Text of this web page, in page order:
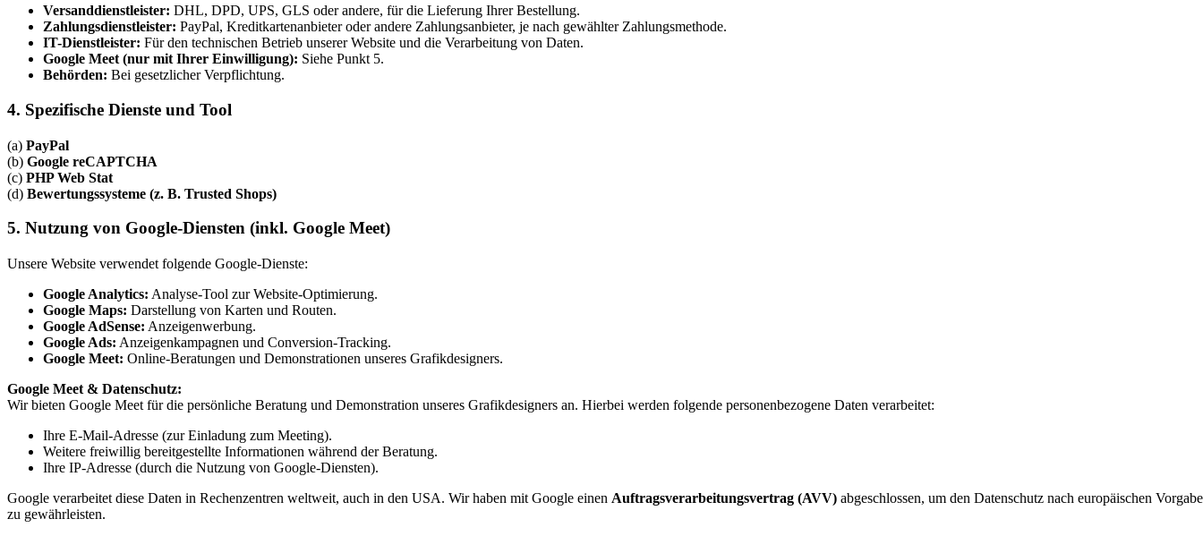
Versanddienstleister: DHL, DPD, UPS, GLS oder andere, für die Lieferung Ihrer Bestellung.
Zahlungsdienstleister: PayPal, Kreditkartenanbieter oder andere Zahlungsanbieter, je nach gewählter Zahlungsmethode.
IT-Dienstleister: Für den technischen Betrieb unserer Website und die Verarbeitung von Daten.
Google Meet (nur mit Ihrer Einwilligung): Siehe Punkt 5.
Behörden: Bei gesetzlicher Verpflichtung.
4. Spezifische Dienste und Tool
(a) PayPal
(b) Google reCAPTCHA
(c) PHP Web Stat
(d) Bewertungssysteme (z. B. Trusted Shops)
5. Nutzung von Google-Diensten (inkl. Google Meet)
Unsere Website verwendet folgende Google-Dienste:
Google Analytics: Analyse-Tool zur Website-Optimierung.
Google Maps: Darstellung von Karten und Routen.
Google AdSense: Anzeigenwerbung.
Google Ads: Anzeigenkampagnen und Conversion-Tracking.
Google Meet: Online-Beratungen und Demonstrationen unseres Grafikdesigners.
Google Meet & Datenschutz:
Wir bieten Google Meet für die persönliche Beratung und Demonstration unseres Grafikdesigners an. Hierbei werden folgende personenbezogene Daten verarbeitet:
Ihre E-Mail-Adresse (zur Einladung zum Meeting).
Weitere freiwillig bereitgestellte Informationen während der Beratung.
Ihre IP-Adresse (durch die Nutzung von Google-Diensten).
Google verarbeitet diese Daten in Rechenzentren weltweit, auch in den USA. Wir haben mit Google einen Auftragsverarbeitungsvertrag (AVV) abgeschlossen, um den Datenschutz nach europäischen
zu gewährleisten.